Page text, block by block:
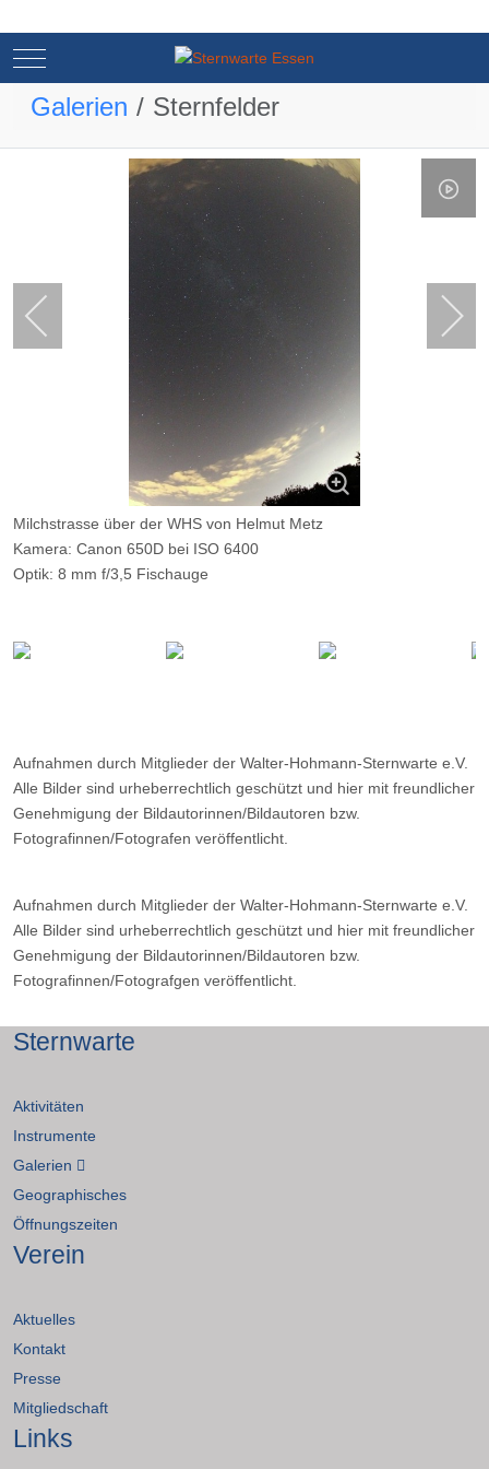
Mobile Menu Toggle
Galerien Sternfelder
Milchstrasse über der WHS von Helmut Metz
Kamera: Canon 650D bei ISO 6400
Optik: 8 mm f/3,5 Fischauge
Ort: Essen
Aufnahmen durch Mitglieder der Walter-Hohmann-Sternwarte e.V.
Alle Bilder sind urheberrechtlich geschützt und hier mit freundlicher
Genehmigung der Bildautorinnen/Bildautoren bzw.
Fotografinnen/Fotografen veröffentlicht.
Aufnahmen durch Mitglieder der Walter-Hohmann-Sternwarte e.V.
Alle Bilder sind urheberrechtlich geschützt und hier mit freundlicher
Genehmigung der Bildautorinnen/Bildautoren bzw.
Fotografinnen/Fotografgen veröffentlicht.
Sternwarte
Aktivitäten
Instrumente
Galerien
Geographisches
Öffnungszeiten
Verein
Aktuelles
Kontakt
Presse
Mitgliedschaft
Links